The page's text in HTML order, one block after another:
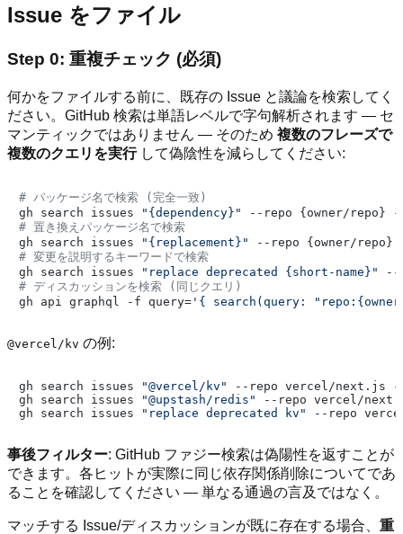
Issue をファイル
Step 0: 重複チェック (必須)
何かをファイルする前に、既存の Issue と議論を検索してく
ださい。GitHub 検索は単語レベルで字句解析されます — セ
マンティックではありません — そのため 複数のフレーズで
複数のクエリを実行して偽陰性を減らしてください:
# パッケージ名で検索 (完全一致)
gh search issues
"{dependency}"
--repo {owner/repo}
# 置き換えパッケージ名で検索
gh search issues
"{replacement}"
--repo {owner/repo}
# 変更を説明するキーワードで検索
gh search issues
"replace deprecated {short-name}"
--
# ディスカッションを検索 (同じクエリ)
gh api graphql -f query= '{ search(query:
@vercel/kv の例:
gh search issues "@vercel/kv"
--repo vercel/next.js
gh search issues
"@upstash/redis"
--repo vercel/
gh search issues
"replace deprecated kv" --repo
事後フィルター: GitHub ファジー検索は偽陽性を返すことが
できます。各ヒットが実際に同じ依存関係削除についてであ
ることを確認してください — 単なる通過の言及ではなく。
マッチする Issue/ディスカッションが既に存在する場合、 重